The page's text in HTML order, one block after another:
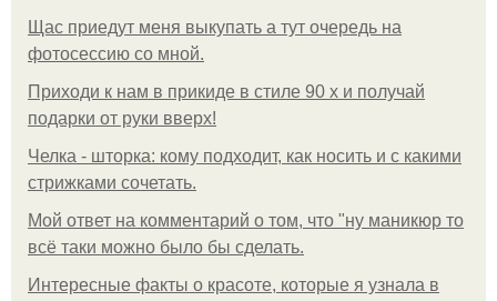
Щас приедут меня выкупать а тут очередь на
фотосессию со мной.
Приходи к нам в прикиде в стиле 90 х и получай
подарки от руки вверх!
Челка - шторка: кому подходит, как носить и с какими
стрижками сочетать.
Мой ответ на комментарий о том, что "ну маникюр то
всё таки можно было бы сделать.
Интересные факты о красоте, которые я узнала в